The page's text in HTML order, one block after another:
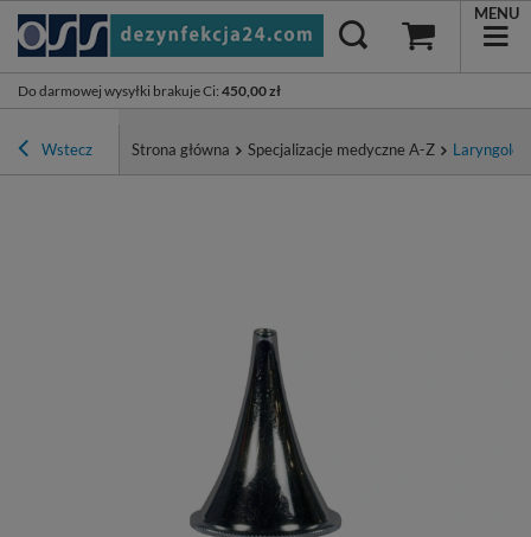
Do darmowej wysyłki brakuje Ci: 450,00 zł
MENU
Wstecz Strona główna Specjalizacje medyczne A-Z